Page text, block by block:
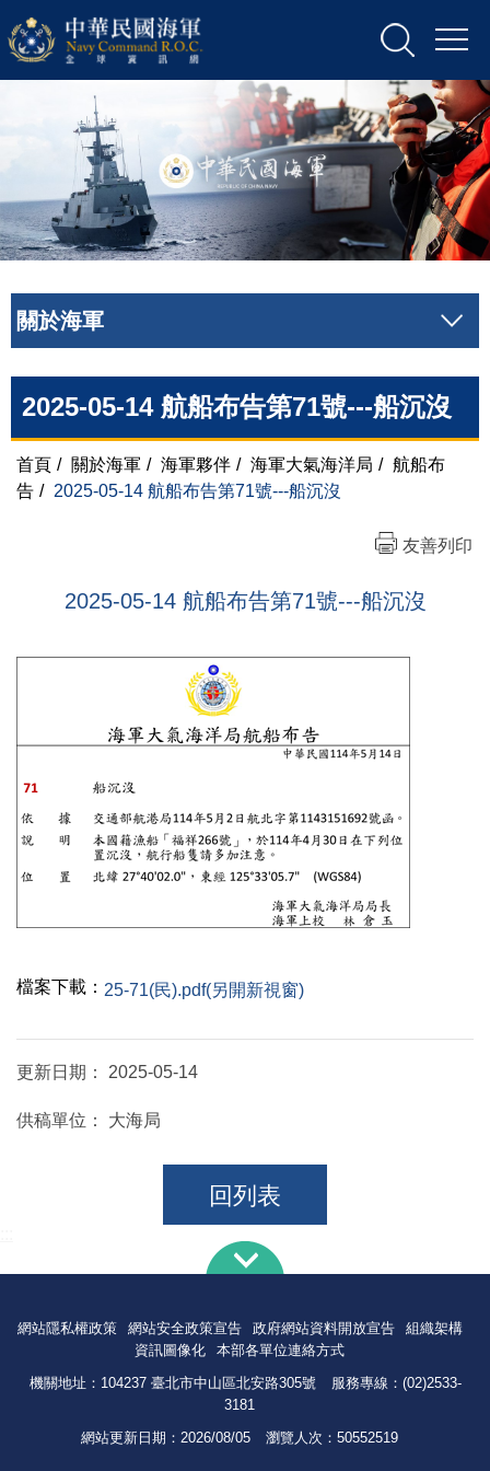
關於海軍
2025-05-14 航船布告第71號---船沉沒
首頁 / 關於海軍 / 海軍夥伴 / 海軍大氣海洋局 / 航船布
告 / 2025-05-14 航船布告第71號---船沉沒
友善列印
2025-05-14 航船布告第71號---船沉沒
檔案下載： 25-71(民).pdf(另開新視窗)
更新日期： 2025-05-14
供稿單位： 大海局
回列表
網站隱私權政策 網站安全政策宣告 政府網站資料開放宣告
組織架構
資訊圖像化
本部各單位連絡方式
機關地址：104237 臺北市中山區北安路305號
服務專線：(02)2533-
3181
網站更新日期： 2026/08/05 瀏覽人次： 50552519